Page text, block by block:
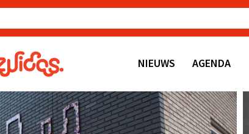
Hello
Zuidas
NIEUWS AGENDA